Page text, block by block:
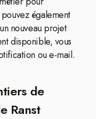
également
nouveau projet
disponible, vous
ou e-mail.
de
Ranst